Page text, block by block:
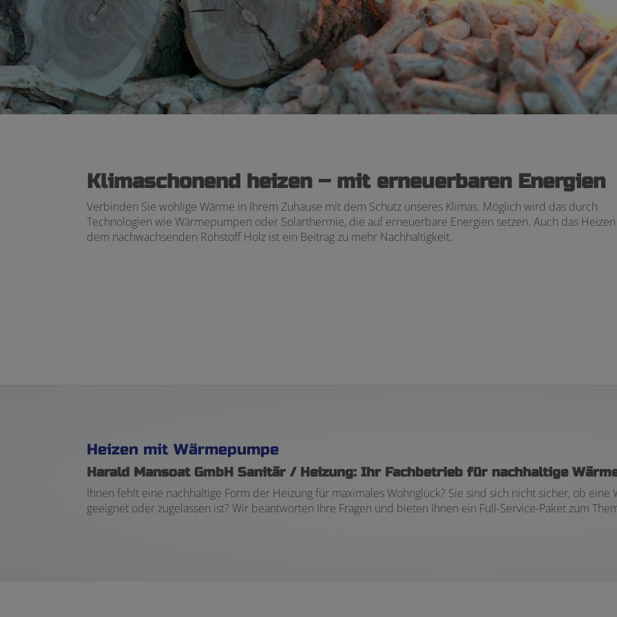
Klimaschonend heizen – mit erneuerbaren Energien
Verbinden Sie wohlige Wärme in Ihrem Zuhause mit dem Schutz unseres Klimas. Möglich wird das durch
Technologien wie Wärmepumpen oder Solarthermie, die auf erneuerbare Energien setzen. Auch das
dem nachwachsenden Rohstoff Holz ist ein Beitrag zu mehr Nachhaltigkeit.
Heizen mit Wärmepumpe
Harald Mansoat GmbH Sanitär / Heizung: Ihr Fachbetrieb für nachhaltige
Ihnen fehlt eine nachhaltige Form der Heizung für maximales Wohnglück? Sie sind sich nicht sicher, ob
geeignet oder zugelassen ist? Wir beantworten Ihre Fragen und bieten Ihnen ein Full-Service-Paket zum